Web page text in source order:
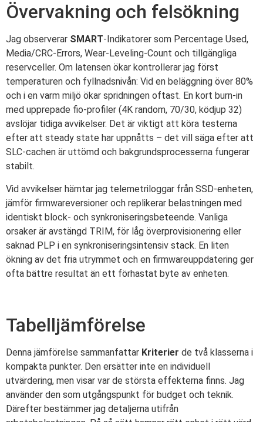
Övervakning och felsökning
Jag observerar SMART-Indikatorer som Percentage Used,
Media/CRC-Errors, Wear-Leveling-Count och tillgängliga
reservceller. Om latensen ökar kontrollerar jag först
temperaturen och fyllnadsnivån: Vid en beläggning över 80%
och i en varm miljö ökar spridningen oftast. En kort burn-in
med upprepade fio-profiler (4K random, 70/30, ködjup 32)
avslöjar tidiga avvikelser. Det är viktigt att köra testerna
efter att steady state har uppnåtts – det vill säga efter att
SLC-cachen är uttömd och bakgrundsprocesserna fungerar
stabilt.
Vid avvikelser hämtar jag telemetriloggar från SSD-enheten,
jämför firmwareversioner och replikerar belastningen med
identiskt block- och synkroniseringsbeteende. Vanliga
orsaker är avstängd TRIM, för låg överprovisionering eller
saknad PLP i en synkroniseringsintensiv stack. En liten
ökning av det fria utrymmet och en firmwareuppdatering ger
ofta bättre resultat än ett förhastat byte av enheten.
Tabelljämförelse
Denna jämförelse sammanfattar Kriterier de två klasserna i
kompakta punkter. Den ersätter inte en individuell
utvärdering, men visar var de största effekterna finns. Jag
använder den som utgångspunkt för budget och teknik.
Därefter bestämmer jag detaljerna utifrån